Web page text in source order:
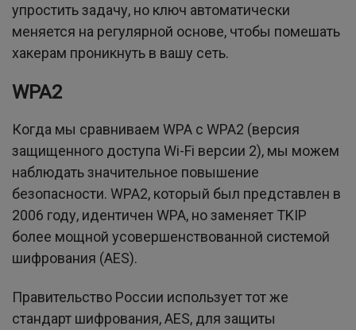
упростить задачу, но ключ автоматически
меняется на регулярной основе, чтобы помешать
хакерам проникнуть в вашу сеть.
WPA2
Когда мы сравниваем WPA с WPA2 (версия
защищенного доступа Wi-Fi версии 2), мы можем
наблюдать значительное повышение
безопасности. WPA2, который был представлен в
2006 году, идентичен WPA, но заменяет TKIP
более мощной усовершенствованной системой
шифрования (AES).
Правительство России использует тот же
стандарт шифрования, AES, для защиты